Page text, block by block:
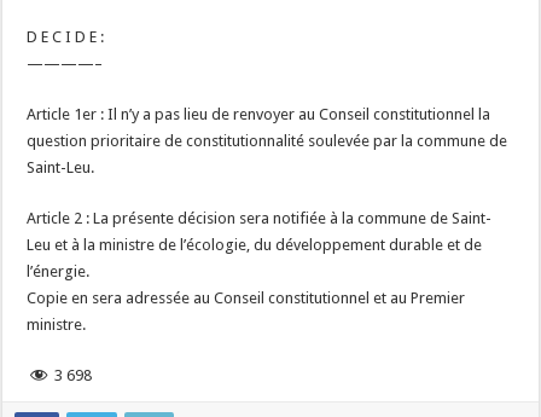
D E C I D E :
————–
Article 1er : Il n’y a pas lieu de renvoyer au Conseil constitutionnel la
question prioritaire de constitutionnalité soulevée par la commune de
Saint-Leu.
Article 2 : La présente décision sera notifiée à la commune de Saint-
Leu et à la ministre de l’écologie, du développement durable et de
l’énergie.
Copie en sera adressée au Conseil constitutionnel et au Premier
ministre.
3 698